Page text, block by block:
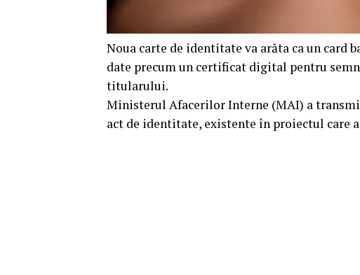
Noua carte de identitate va arăta ca un card
date precum un certificat digital pentru
titularului.
Ministerul Afacerilor Interne (MAI) a
act de identitate, existente în proiectul care